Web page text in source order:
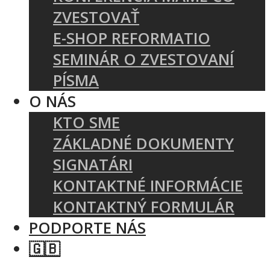
ZVESTOVAŤ
E-SHOP REFORMATIO
SEMINÁR O ZVESTOVANÍ
PÍSMA
O NÁS
KTO SME
ZÁKLADNÉ DOKUMENTY
SIGNATÁRI
KONTAKTNÉ INFORMÁCIE
KONTAKTNÝ FORMULÁR
PODPORTE NÁS
🇬🇧